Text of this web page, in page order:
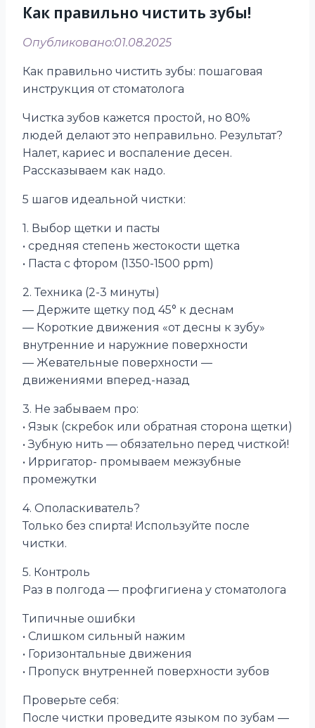
Как правильно чистить зубы!
Опубликовано:01.08.2025
Как правильно чистить зубы: пошаговая
инструкция от стоматолога
Чистка зубов кажется простой, но 80%
людей делают это неправильно. Результат?
Налет, кариес и воспаление десен.
Рассказываем как надо.
5 шагов идеальной чистки:
1. Выбор щетки и пасты
• средняя степень жестокости щетка
• Паста с фтором (1350-1500 ppm)
2. Техника (2-3 минуты)
— Держите щетку под 45° к деснам
— Короткие движения «от десны к зубу»
внутренние и наружние поверхности
— Жевательные поверхности —
движениями вперед-назад
3. Не забываем про:
• Язык (скребок или обратная сторона щетки)
• Зубную нить — обязательно перед чисткой!
• Ирригатор- промываем межзубные
промежутки
4. Ополаскиватель?
Только без спирта! Используйте после
чистки.
5. Контроль
Раз в полгода — профгигиена у стоматолога
Типичные ошибки
• Слишком сильный нажим
• Горизонтальные движения
• Пропуск внутренней поверхности зубов
Проверьте себя:
После чистки проведите языком по зубам —